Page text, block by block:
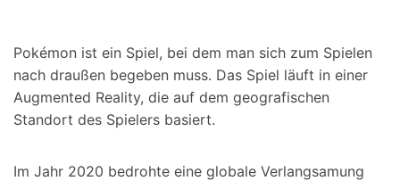
Pokémon ist ein Spiel, bei dem man sich zum Spielen
nach draußen begeben muss. Das Spiel läuft in einer
Augmented Reality, die auf dem geografischen
Standort des Spielers basiert.
Im Jahr 2020 bedrohte eine globale Verlangsamung